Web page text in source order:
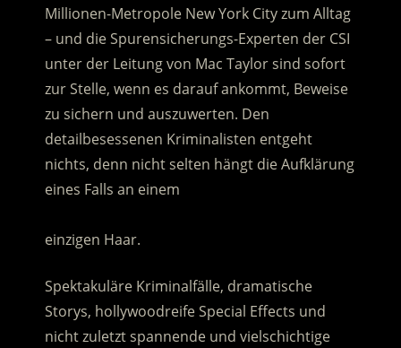
Millionen-Metropole New York City zum Alltag
– und die Spurensicherungs-Experten der CSI
unter der Leitung von Mac Taylor sind sofort
zur Stelle, wenn es darauf ankommt, Beweise
zu sichern und auszuwerten. Den
detailbesessenen Kriminalisten entgeht
nichts, denn nicht selten hängt die Aufklärung
eines Falls an einem
einzigen Haar.
Spektakuläre Kriminalfälle, dramatische
Storys, hollywoodreife Special Effects und
nicht zuletzt spannende und vielschichtige